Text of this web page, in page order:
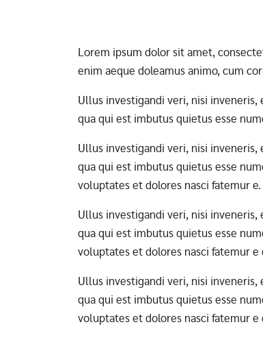
Lorem ipsum dolor sit amet,
enim aeque doleamus animo, cum
Ullus investigandi veri, nisi
qua qui est imbutus quietus esse
Ullus investigandi veri, nisi
qua qui est imbutus quietus esse
voluptates et dolores nasci fatemur e.
Ullus investigandi veri, nisi
qua qui est imbutus quietus esse
voluptates et dolores nasci fatemur
Ullus investigandi veri, nisi
qua qui est imbutus quietus esse
voluptates et dolores nasci fatemur